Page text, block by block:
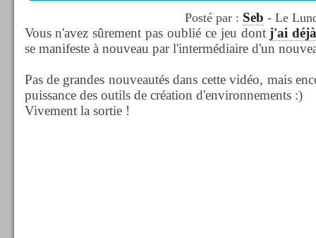
Posté par : Seb - Le
Vous n'avez sûrement pas oublié ce jeu dontj'ai
se manifeste à nouveau par l'intermédiaire d'un
Pas de grandes nouveautés dans cette vidéo, mais
puissance des outils de création d'environnements :)
Vivement la sortie !